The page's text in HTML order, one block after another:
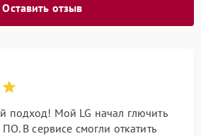
Оставить отзыв
подход! Мой LG начал глючить
В сервисе смогли откатить